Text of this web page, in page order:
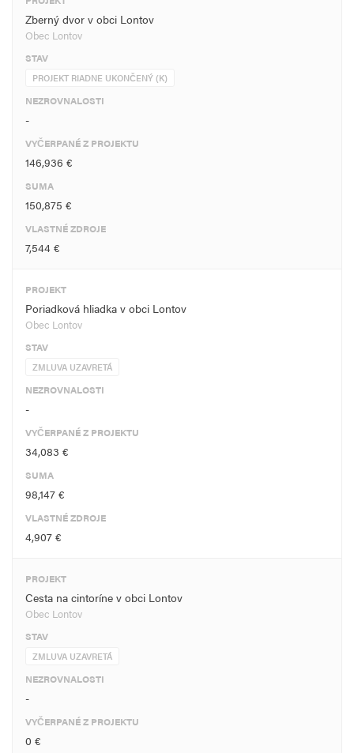
Zberný dvor v obci Lontov
Obec Lontov
STAV
PROJEKT RIADNE UKONČENÝ (K)
NEZROVNALOSTI
-
VYČERPANÉ Z PROJEKTU
146,936 €
SUMA
150,875 €
VLASTNÉ ZDROJE
7,544 €
PROJEKT
Poriadková hliadka v obci Lontov
Obec Lontov
STAV
ZMLUVA UZAVRETÁ
NEZROVNALOSTI
-
VYČERPANÉ Z PROJEKTU
34,083 €
SUMA
98,147 €
VLASTNÉ ZDROJE
4,907 €
PROJEKT
Cesta na cintoríne v obci Lontov
Obec Lontov
STAV
ZMLUVA UZAVRETÁ
NEZROVNALOSTI
-
VYČERPANÉ Z PROJEKTU
0 €